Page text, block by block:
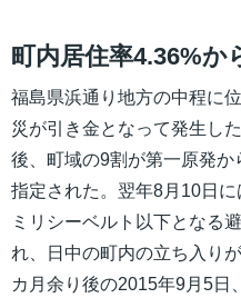
町内居住率4.36%か
福島県浜通り地方の中程に
災が引き金となって発生し
後、町域の9割が第一原発
指定された。翌年8月10日
ミリシーベルト以下となる
れ、日中の町内の立ち入り
カ月余り後の2015年9月5日